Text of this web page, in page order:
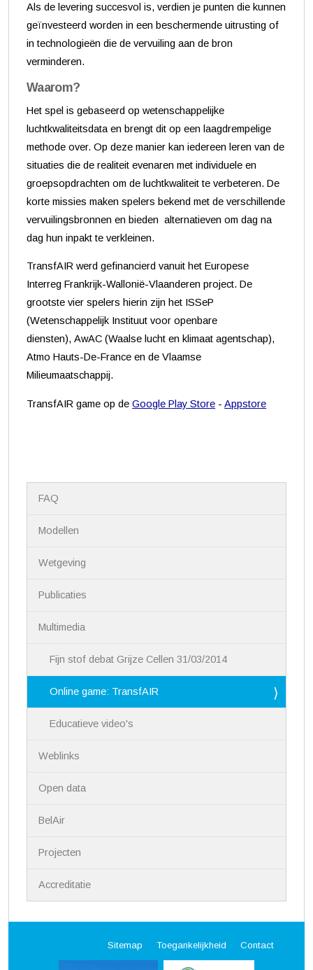
Als de levering succesvol is, verdien je punten die kunnen
geïnvesteerd worden in een beschermende uitrusting of
in technologieën die de vervuiling aan de bron
verminderen.
Waarom?
Het spel is gebaseerd op wetenschappelijke
luchtkwaliteitsdata en brengt dit op een laagdrempelige
methode over. Op deze manier kan iedereen leren van de
situaties die de realiteit evenaren met individuele en
groepsopdrachten om de luchtkwaliteit te verbeteren. De
korte missies maken spelers bekend met de verschillende
vervuilingsbronnen en bieden alternatieven om dag na
dag hun inpakt te verkleinen.
TransfAIR werd gefinancierd vanuit het Europese
Interreg Frankrijk-Wallonië-Vlaanderen project. De
grootste vier spelers hierin zijn het ISSeP
(Wetenschappelijk Instituut voor openbare
diensten), AwAC (Waalse lucht en klimaat agentschap),
Atmo Hauts-De-France en de Vlaamse
Milieumaatschappij.
TransfAIR game op deGoogle Play Store -Appstore
FAQ
Modellen
Wetgeving
Publicaties
Multimedia
Fijn stof debat Grijze Cellen 31/03/2014
Online game: TransfAIR
Educatieve video's
Weblinks
Open data
BelAir
Projecten
Accreditatie
Sitemap Toegankelijkheid Contact